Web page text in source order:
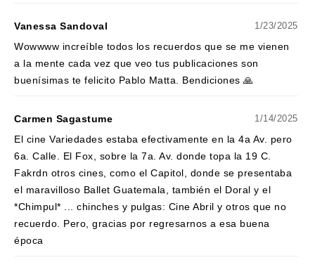
Vanessa Sandoval 1/23/2025
Wowwww increíble todos los recuerdos que se me vienen
a la mente cada vez que veo tus publicaciones son
buenísimas te felicito Pablo Matta. Bendiciones 🙏
Carmen Sagastume 1/14/2025
El cine Variedades estaba efectivamente en la 4a Av. pero
6a. Calle. El Fox, sobre la 7a. Av. donde topa la 19 C.
Fakrdn otros cines, como el Capitol, donde se presentaba
el maravilloso Ballet Guatemala, también el Doral y el
*Chimpul* ... chinches y pulgas: Cine Abril y otros que no
recuerdo. Pero, gracias por regresarnos a esa buena
época